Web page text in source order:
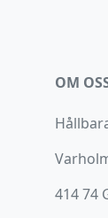
OM
414 74